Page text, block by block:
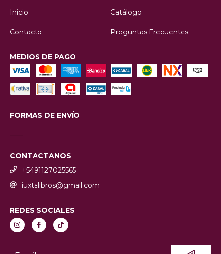
Inicio
Catálogo
Contacto Preguntas Frecuentes
MEDIOS DE PAGO
FORMAS DE ENVÍO
CONTACTANOS
+5491127025565
iuxtalibros@gmail.com
REDES SOCIALES